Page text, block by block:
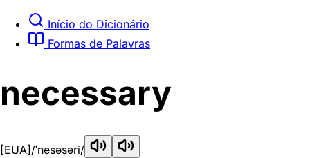
Início do Dicionário
Formas de Palavras
necessary
[EUA] /ˈnesəsəri/